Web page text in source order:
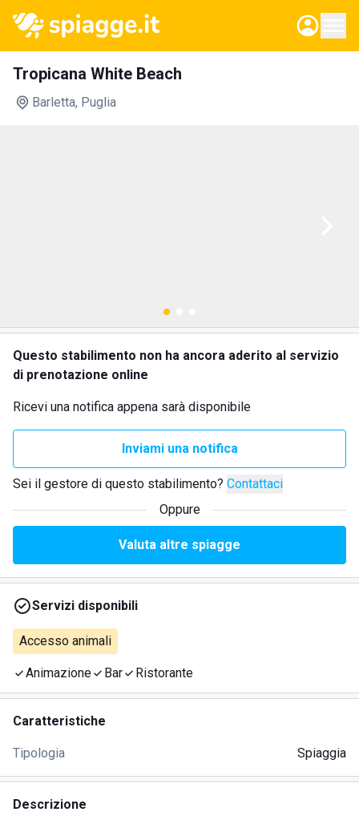
Tropicana White Beach
Barletta, Puglia
Questo stabilimento non ha ancora aderito al servizio
di prenotazione online
Ricevi una notifica appena sarà disponibile
Inviami una notifica
Sei il gestore di questo stabilimento? Contattaci
Oppure
Valuta altre spiagge
Servizi disponibili
Accesso animali
Animazione Bar Ristorante
Caratteristiche
Tipologia Spiaggia
Descrizione